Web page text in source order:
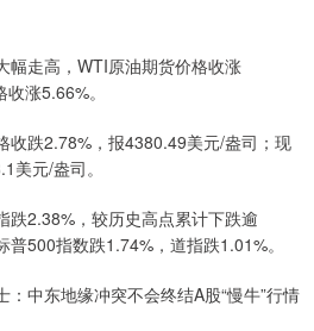
幅走高，WTI原油期货价格收涨
涨5.66%。
收跌2.78%，报4380.49美元/盎司；现
美元/盎司。
跌2.38%，较历史高点累计下跌逾
500指数跌1.74%，道指跌1.01%。
中东地缘冲突不会终结A股“慢牛”行情